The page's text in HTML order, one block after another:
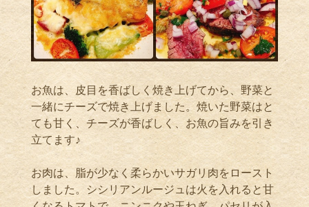
お魚は、皮目を香ばしく焼き上げてから、野菜と
一緒にチーズで焼き上げました。焼いた野菜はと
ても甘く、チーズが香ばしく、お魚の旨みを引き
立てます♪
お肉は、脂が少なく柔らかいサガリ肉をロースト
しました。シシリアンルージュは火を入れると甘